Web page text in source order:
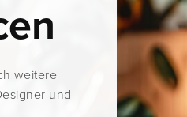
weitere
und